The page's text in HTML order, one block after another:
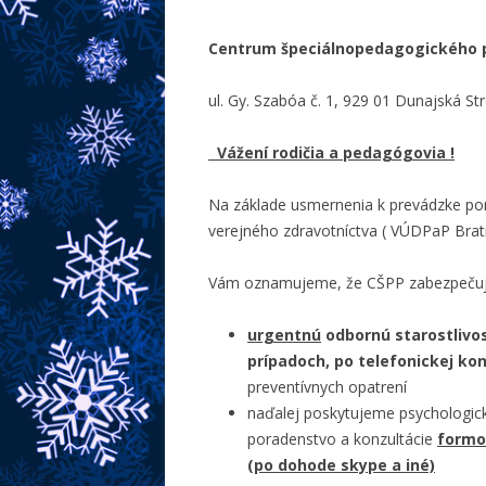
Centrum špeciálnopedagogického
ul. Gy. Szabóa č. 1, 929 01 Dunajská
Vážení rodičia a pedagógovia !
Na základe usmernenia k prevádzke
verejného zdravotníctva ( VÚDPaP
Vám oznamujeme, že CŠPP
urgentnú odbornú
prípadoch, po telefonickej
preventívnych opatrení
naďalej poskytujeme
poradenstvo a konzultácie
(po dohode skype a iné)